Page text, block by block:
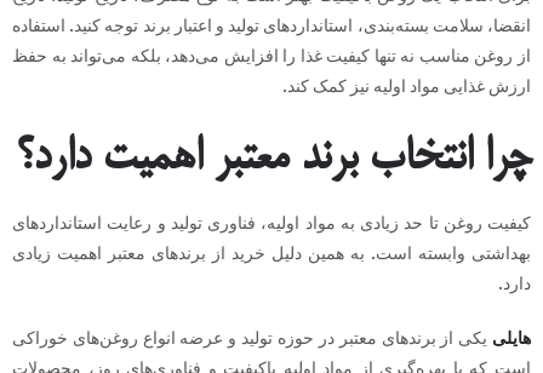
انقضا، سلامت بسته‌بندی، استانداردهای تولید و اعتبار برند توجه کنید. استفاده
از روغن مناسب نه تنها کیفیت غذا را افزایش می‌دهد، بلکه می‌تواند به حفظ
ارزش غذایی مواد اولیه نیز کمک کند.
چرا انتخاب برند معتبر اهمیت دارد؟
کیفیت روغن تا حد زیادی به مواد اولیه، فناوری تولید و رعایت استانداردهای
بهداشتی وابسته است. به همین دلیل خرید از برندهای معتبر اهمیت زیادی
دارد.
هایلی یکی از برندهای معتبر در حوزه تولید و عرضه انواع روغن‌های خوراکی